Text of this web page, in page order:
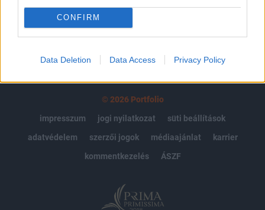
CONFIRM
Data Deletion Data Access Privacy Policy
MÁR ELŐFIZETŐNK VAGY?BEJELENTKEZÉS
© 2026 Portfolio
impresszum
jogi nyilatkozat
süti beállítások
adatvédelem
szerzői jogok médiaajánlat
karrier
kommentkezelés
ÁSZF